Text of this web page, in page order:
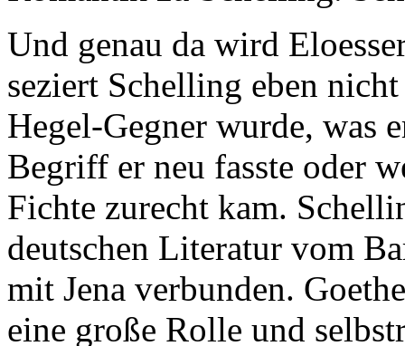
Und genau da wird
seziert Schelling eben
Hegel-Gegner wurde, was
Begriff er neu fasste oder
Fichte zurecht kam.
deutschen Literatur vom
mit Jena verbunden.
eine große Rolle und